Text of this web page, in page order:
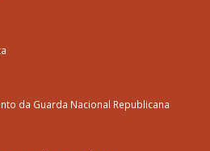
da Guarda Nacional Republicana